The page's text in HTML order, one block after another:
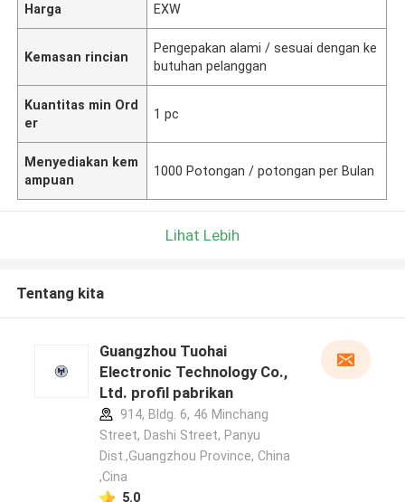
Harga EXW
Kemasan rincian
Pengepakan alami / sesuai dengan ke
butuhan pelanggan
Kuantitas min Ord
er
1 pc
Menyediakan kem
ampuan
1000 Potongan / potongan per Bulan
Lihat Lebih
Tentang kita
Guangzhou Tuohai
Electronic Technology Co.,
Ltd. profil pabrikan
914, Bldg. 6, 46 Minchang
Street, Dashi Street, Panyu
Dist.,Guangzhou Province, China
,Cina
5.0